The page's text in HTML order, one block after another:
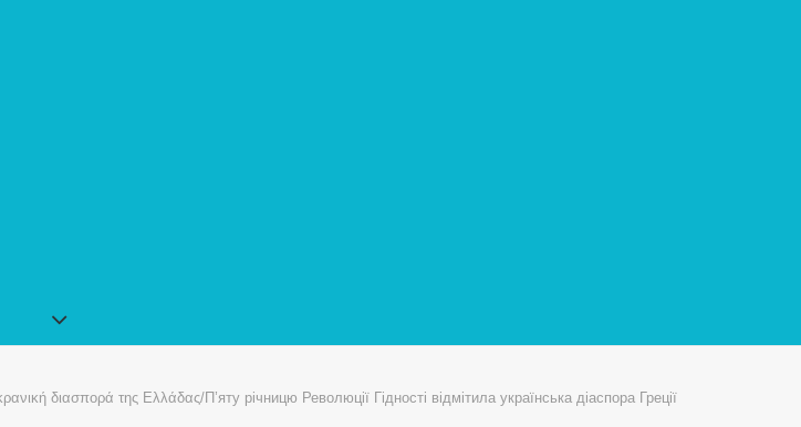
διασπορά της Ελλάδας/П’яту річницю Революції Гідності відмітила українська діаспора Греції